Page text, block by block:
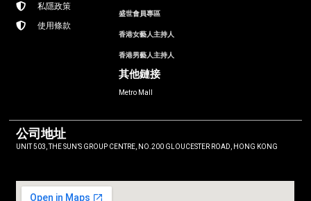
私隱政策
使用條款
盛世會員專區
香港女藝人主持人
香港男藝人主持人
其他鏈接
Metro Mall
公司地址
UNIT 503, THE SUN’S GROUP CENTRE, NO.200 GLOUCESTER ROAD, HONG KONG